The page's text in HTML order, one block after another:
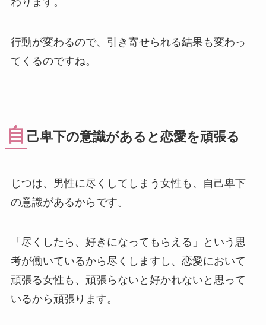
行動が変わるので、引き寄せられる結果も変わっ
てくるのですね。
自 己卑下の意識があると恋愛を頑張る
じつは、男性に尽くしてしまう女性も、自己卑下
の意識があるからです。
「尽くしたら、好きになってもらえる」という思
考が働いているから尽くしますし、恋愛において
頑張る女性も、頑張らないと好かれないと思って
いるから頑張ります。